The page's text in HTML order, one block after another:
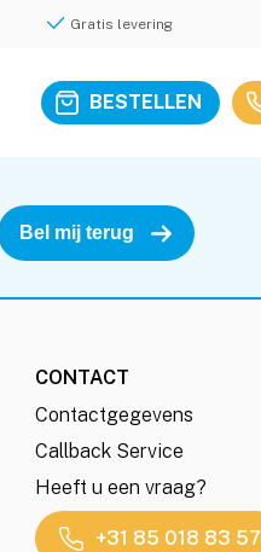
Gratis levering
BESTELLEN
CONTACT
Contactgegevens
Callback Service
Heeft u een vraag?
+31 85 018 83 57